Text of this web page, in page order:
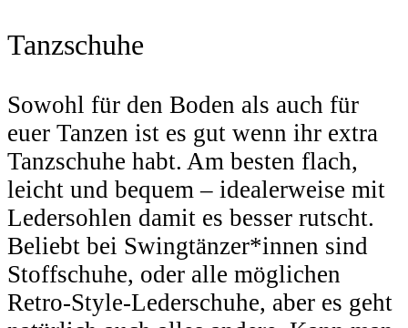
Tanzschuhe
Sowohl für den Boden als auch für
euer Tanzen ist es gut wenn ihr extra
Tanzschuhe habt. Am besten flach,
leicht und bequem – idealerweise mit
Ledersohlen damit es besser rutscht.
Beliebt bei Swingtänzer*innen sind
Stoffschuhe, oder alle möglichen
Retro-Style-Lederschuhe, aber es geht